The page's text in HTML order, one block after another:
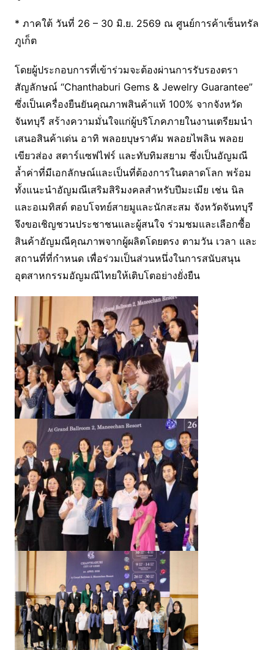
* ภาคใต้ วันที่ 26 – 30 มิ.ย. 2569 ณ ศูนย์การค้าเซ็นทรัล
ภูเก็ต
โดยผู้ประกอบการที่เข้าร่วมจะต้องผ่านการรับรองตรา
สัญลักษณ์ “Chanthaburi Gems & Jewelry Guarantee”
ซึ่งเป็นเครื่องยืนยันคุณภาพสินค้าแท้ 100% จากจังหวัด
จันทบุรี สร้างความมั่นใจแก่ผู้บริโภคภายในงานเตรียมนำ
เสนอสินค้าเด่น อาทิ พลอยบุษราคัม พลอยไพลิน พลอย
เขียวส่อง สตาร์แซฟไฟร์ และทับทิมสยาม ซึ่งเป็นอัญมณี
ล้ำค่าที่มีเอกลักษณ์และเป็นที่ต้องการในตลาดโลก พร้อม
ทั้งแนะนำอัญมณีเสริมสิริมงคลสำหรับปีมะเมีย เช่น นิล
และอเมทิสต์ ตอบโจทย์สายมูและนักสะสม จังหวัดจันทบุรี
จึงขอเชิญชวนประชาชนและผู้สนใจ ร่วมชมและเลือกซื้อ
สินค้าอัญมณีคุณภาพจากผู้ผลิตโดยตรง ตามวัน เวลา และ
สถานที่ที่กำหนด เพื่อร่วมเป็นส่วนหนึ่งในการสนับสนุน
อุตสาหกรรมอัญมณีไทยให้เติบโตอย่างยั่งยืน